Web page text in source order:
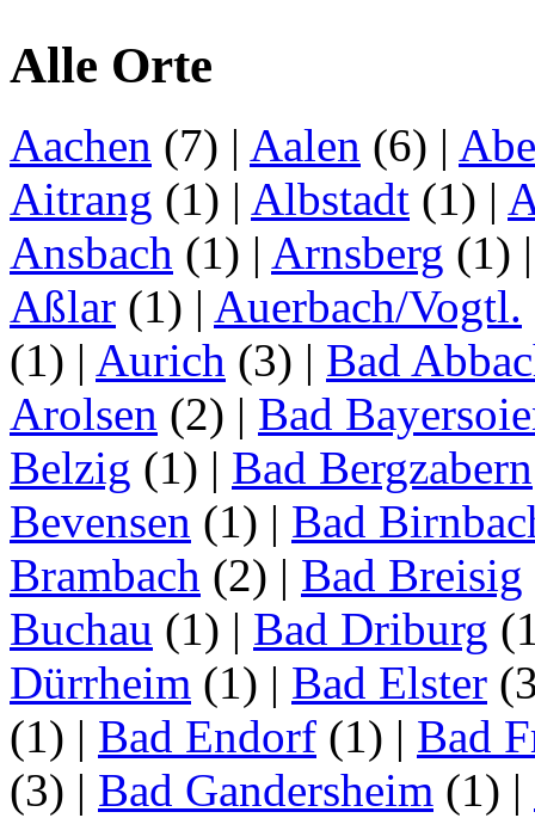
Alle Orte
Aachen (7) | Aalen (6) |
Aitrang (1) | Albstadt (1) |
Ansbach (1) | Arnsberg (1)
Aßlar (1) | Auerbach/Vogtl.
(1) | Aurich (3) | Bad
Arolsen (2) | Bad
Belzig (1) | Bad Bergzabern
Bevensen (1) | Bad
Brambach (2) | Bad Breisig
Buchau (1) | Bad Driburg
Dürrheim (1) | Bad Elster
(1) | Bad Endorf (1) | Bad
(3) | Bad Gandersheim (1) |